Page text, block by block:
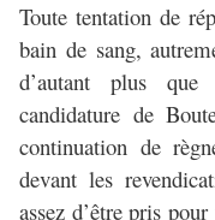
Toute tentation de
bain de sang,
d’autant plus
candidature de
continuation de
devant les
assez d’être pris